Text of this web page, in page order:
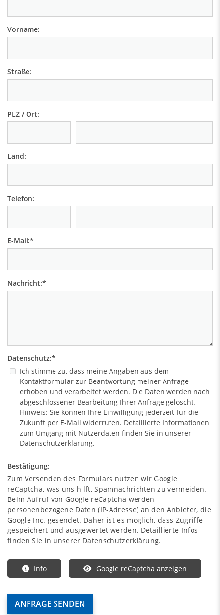
Vorname:
Straße:
PLZ / Ort:
Land:
Telefon:
E-Mail:*
Nachricht:*
Datenschutz:*
Ich stimme zu, dass meine Angaben aus dem
Kontaktformular zur Beantwortung meiner Anfrage
erhoben und verarbeitet werden. Die Daten werden nach
abgeschlossener Bearbeitung Ihrer Anfrage gelöscht.
Hinweis: Sie können Ihre Einwilligung jederzeit für die
Zukunft per E-Mail widerrufen. Detaillierte Informationen
zum Umgang mit Nutzerdaten finden Sie in unserer
Datenschutzerklärung.
Bestätigung:
Zum Versenden des Formulars nutzen wir Google
reCaptcha, was uns hilft, Spamnachrichten zu vermeiden.
Beim Aufruf von Google reCaptcha werden
personenbezogene Daten (IP-Adresse) an den Anbieter, die
Google Inc. gesendet. Daher ist es möglich, dass Zugriffe
gespeichert und ausgewertet werden. Detaillierte Infos
finden Sie in unserer Datenschutzerklärung.
Info Google reCaptcha anzeigen